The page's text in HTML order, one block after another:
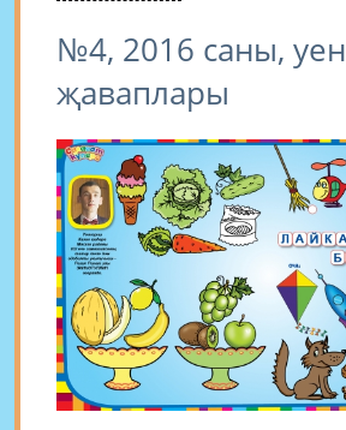
№4, 2016 саны, уен
җаваплары